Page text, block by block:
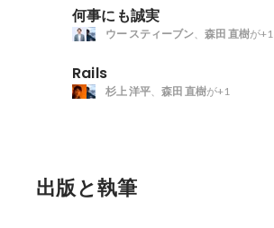
何事にも誠実
ウー スティーブン、 森田 直樹が+1
Rails
杉上 洋平、 森田 直樹が+1
出版と執筆